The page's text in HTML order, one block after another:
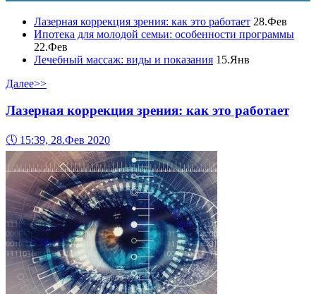
Лазерная коррекция зрения: как это работает 28.Фев
Ипотека для молодой семьи: особенности программы
22.Фев
Лечебный массаж: виды и показания 15.Янв
Далее>>
Лазерная коррекция зрения: как это работает
🕔 15:39, 28.Фев 2020